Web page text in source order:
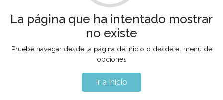
La página que ha intentado mostrar
no existe
Pruebe navegar desde la página de inicio o desde el menú de
opciones
Ir a Inicio